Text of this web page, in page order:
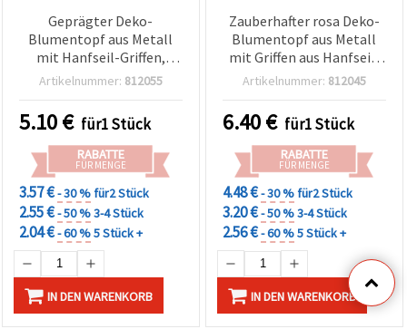
Geprägter Deko-
Blumentopf aus Metall
mit Hanfseil-Griffen,
Pink, 158 x 104 mm
Artikelnummer: 812055
5.10€ für1 Stück
RABATTE
FÜR MENGE
3.57 €- 30 %für2 Stück
2.55 €- 50 %3-4 Stück
2.04 €- 60 %5 Stück +
IN DEN WARENKORB
Zauberhafter rosa Deko-
Blumentopf aus Metall
mit Griffen aus Hanfseil,
Design „Flowers and
mm – Perfekt für
Pflanzen, Geschenke &
kreative Wohndeko
Artikelnummer: 812045
6.40€ für1 Stück
RABATTE
FÜR MENGE
4.48 €- 30 %für2 Stück
3.20 €- 50 %3-4 Stück
2.56 €- 60 %5 Stück +
IN DEN WARENKORB